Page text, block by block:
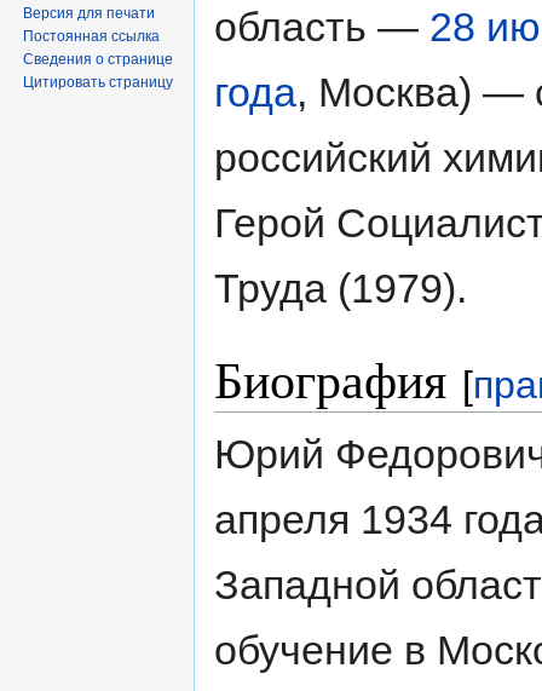
область — 28
года, Москва) —
российский
Герой
Труда (1979).
Биография [
Юрий
апреля 1934
Западной
обучение в
Версия для печати
Постоянная ссылка
Сведения о странице
Цитировать страницу